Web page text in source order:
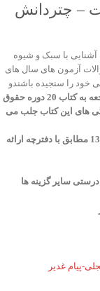
با سبک و شیوه
آزمون های سال های
خود را سنجیده باشندو
جهت سهولت مراجعه به کتاب 20 دوره حقوق
های این کتاب جلب می
گرداوری 20 دوره سوالات حقوق تجارت از سال 1380 تا 1397 مطابق با دفترچه ارائه
سایر گزینه ها